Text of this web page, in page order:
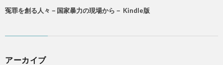
冤罪を創る人々－国家暴力の現場から－ Kindle版
アーカイブ